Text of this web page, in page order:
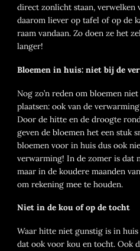
direct zonlicht staan, verwelken
daarom liever op tafel of op de
raam vandaan. Zo doen ze het
langer!
Bloemen in huis: niet bij de
Nog zo’n reden om bloemen
plaatsen: ook van de
Door de hitte en de droogte
geven de bloemen het een stuk
bloemen voor in huis dus ook
verwarming! In de zomer is dat
maar in de koudere maanden
om rekening mee te houden.
Niet in de kou of op de tocht
Waar hitte niet gunstig is in
dat ook voor kou en tocht. Ook